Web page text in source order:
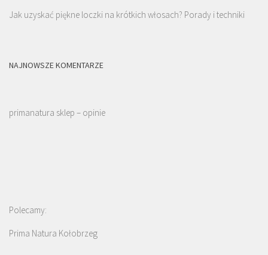
Jak uzyskać piękne loczki na krótkich włosach? Porady i techniki
NAJNOWSZE KOMENTARZE
primanatura sklep – opinie
Polecamy:
Prima Natura Kołobrzeg